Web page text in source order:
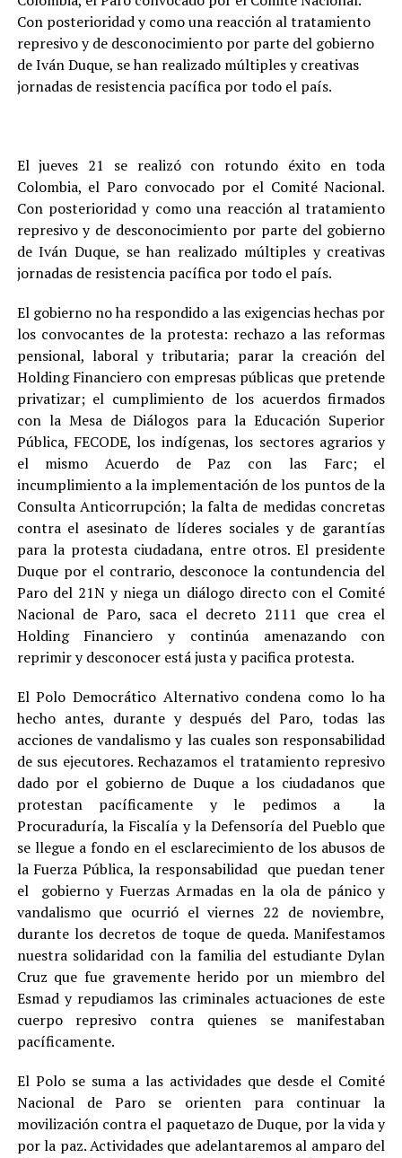
Con posterioridad y como una reacción al tratamiento
represivo y de desconocimiento por parte del gobierno
de Iván Duque, se han realizado múltiples y creativas
jornadas de resistencia pacífica por todo el país.
El jueves 21 se realizó con rotundo éxito en toda
Colombia, el Paro convocado por el Comité Nacional.
Con posterioridad y como una reacción al tratamiento
represivo y de desconocimiento por parte del gobierno
de Iván Duque, se han realizado múltiples y creativas
jornadas de resistencia pacífica por todo el país.
El gobierno no ha respondido a las exigencias hechas por
los convocantes de la protesta: rechazo a las reformas
pensional, laboral y tributaria; parar la creación del
Holding Financiero con empresas públicas que pretende
privatizar; el cumplimiento de los acuerdos firmados
con la Mesa de Diálogos para la Educación Superior
Pública, FECODE, los indígenas, los sectores agrarios y
el mismo Acuerdo de Paz con las Farc; el
incumplimiento a la implementación de los puntos de la
Consulta Anticorrupción; la falta de medidas concretas
contra el asesinato de líderes sociales y de garantías
para la protesta ciudadana, entre otros. El presidente
Duque por el contrario, desconoce la contundencia del
Paro del 21N y niega un diálogo directo con el Comité
Nacional de Paro, saca el decreto 2111 que crea el
Holding Financiero y continúa amenazando con
reprimir y desconocer está justa y pacifica protesta.
El Polo Democrático Alternativo condena como lo ha
hecho antes, durante y después del Paro, todas las
acciones de vandalismo y las cuales son responsabilidad
de sus ejecutores. Rechazamos el tratamiento represivo
dado por el gobierno de Duque a los ciudadanos que
protestan pacíficamente y le pedimos a la
Procuraduría, la Fiscalía y la Defensoría del Pueblo que
se llegue a fondo en el esclarecimiento de los abusos de
la Fuerza Pública, la responsabilidad que puedan tener
el gobierno y Fuerzas Armadas en la ola de pánico y
vandalismo que ocurrió el viernes 22 de noviembre,
durante los decretos de toque de queda. Manifestamos
nuestra solidaridad con la familia del estudiante Dylan
Cruz que fue gravemente herido por un miembro del
Esmad y repudiamos las criminales actuaciones de este
cuerpo represivo contra quienes se manifestaban
pacíficamente.
El Polo se suma a las actividades que desde el Comité
Nacional de Paro se orienten para continuar la
movilización contra el paquetazo de Duque, por la vida y
por la paz. Actividades que adelantaremos al amparo del